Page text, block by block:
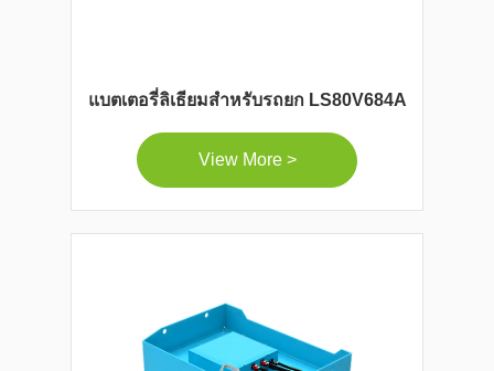
แบตเตอรี่ลิเธียมสำหรับรถยก LS80V684A
View More >